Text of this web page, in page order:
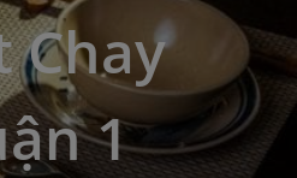
Chay
1